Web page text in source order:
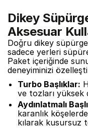
Dikey
Aksesuar
Doğru dikey
sadece yerleri
Paket içeriğinde
deneyiminizi
Turbo Başlıklar:
ve tozları yüksek
Aydınlatmalı
karanlık
kılarak kusursuz